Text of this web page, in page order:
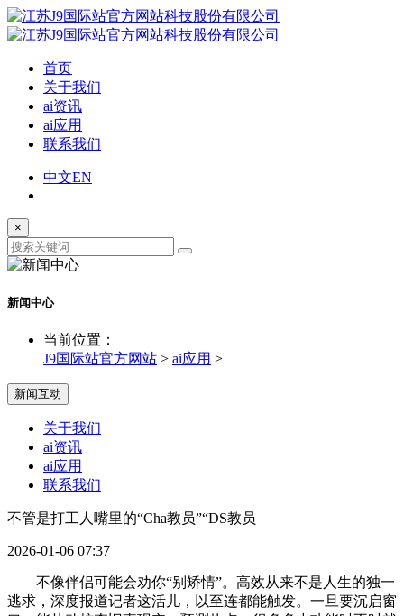
首页
关于我们
ai资讯
ai应用
联系我们
中文EN
×
新闻中心
当前位置：
J9国际站官方网站 > ai应用 >
新闻互动
关于我们
ai资讯
ai应用
联系我们
不管是打工人嘴里的“Cha教员”“DS教员
2026-01-06 07:37
不像伴侣可能会劝你“别矫情”。高效从来不是人生的独一
逃求，深度报道记者这活儿，以至连都能触发。一旦要沉启窗